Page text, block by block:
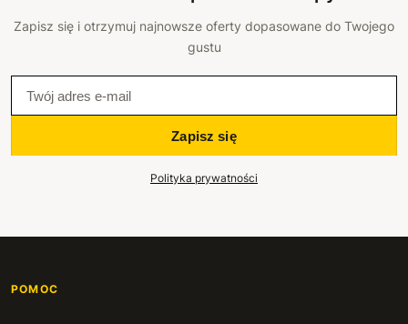
Zapisz się i otrzymuj najnowsze oferty dopasowane do Twojego
gustu
Zapisz się
Polityka prywatności
POMOC